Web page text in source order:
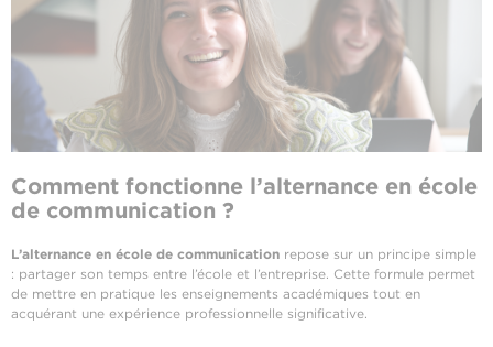
Comment fonctionne l’alternance en école
de communication ?
L’alternance en école de communication repose sur un principe simple
: partager son temps entre l’école et l’entreprise. Cette formule permet
de mettre en pratique les enseignements académiques tout en
acquérant une expérience professionnelle significative.